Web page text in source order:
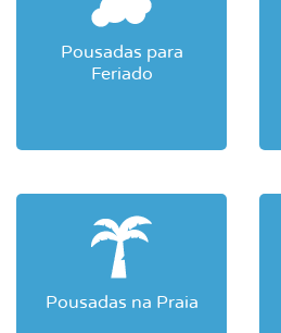
Pousadas para
Feriado
Pousadas na Praia